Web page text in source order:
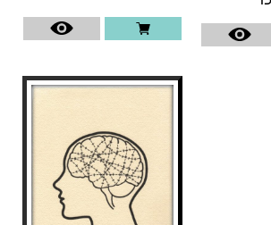
Per a més informació sobre
Prenafeta